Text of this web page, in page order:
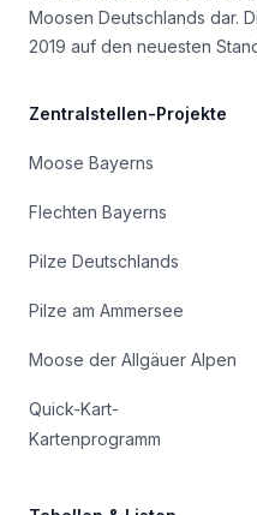
Moosen Deutschlands dar.
2019 auf den neuesten
Zentralstellen-Projekte
Moose Bayerns
Flechten Bayerns
Pilze Deutschlands
Pilze am Ammersee
Moose der Allgäuer Alpen
Quick-Kart-
Kartenprogramm